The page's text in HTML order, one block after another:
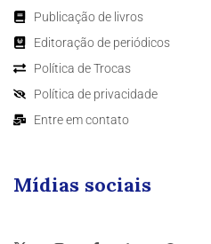
Publicação de livros
Editoração de periódicos
Política de Trocas
Política de privacidade
Entre em contato
Mídias sociais